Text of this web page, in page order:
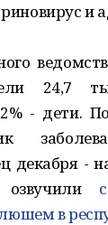
и
24,7
- дети.
декабря -
в